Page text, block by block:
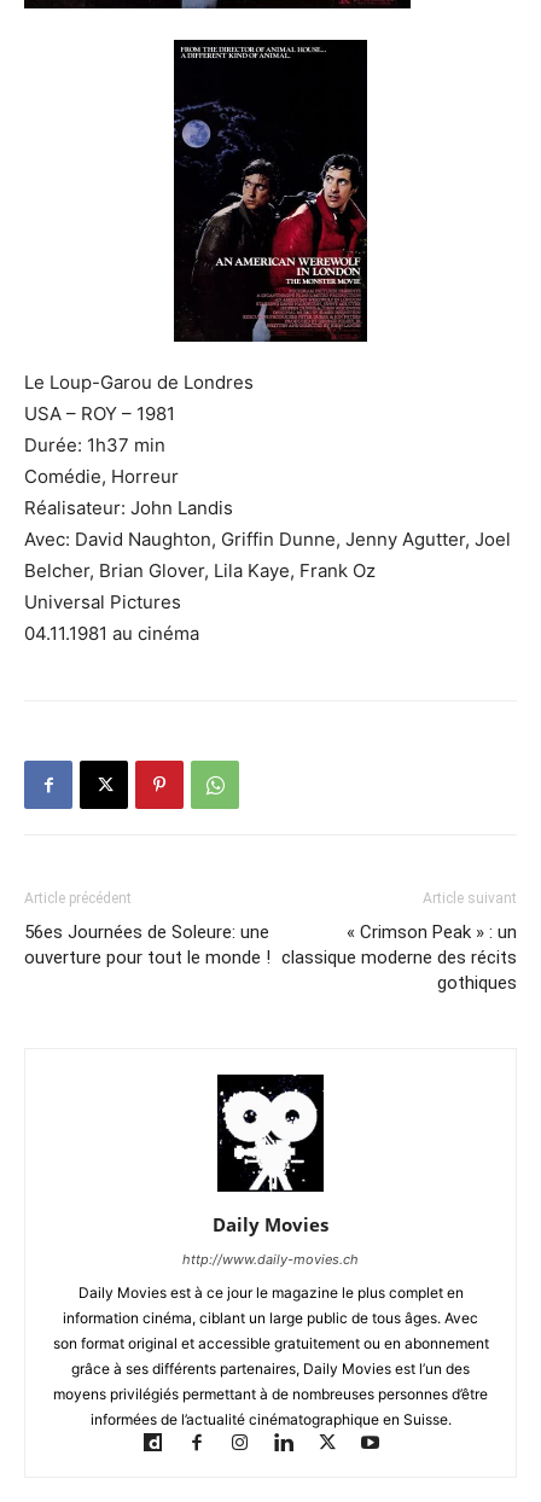
Le Loup-Garou de Londres
USA – ROY – 1981
Durée: 1h37 min
Comédie, Horreur
Réalisateur: John Landis
Avec: David Naughton, Griffin Dunne, Jenny Agutter, Joel
Belcher, Brian Glover, Lila Kaye, Frank Oz
Universal Pictures
04.11.1981 au cinéma
Article précédent
56es Journées de Soleure: une
ouverture pour tout le monde !
Article suivant
« Crimson Peak » : un
classique moderne des récits
gothiques
Daily Movies
http://www.daily-movies.ch
Daily Movies est à ce jour le magazine le plus complet en
information cinéma, ciblant un large public de tous âges. Avec
son format original et accessible gratuitement ou en abonnement
grâce à ses différents partenaires, Daily Movies est l’un des
moyens privilégiés permettant à de nombreuses personnes d’être
informées de l’actualité cinématographique en Suisse.